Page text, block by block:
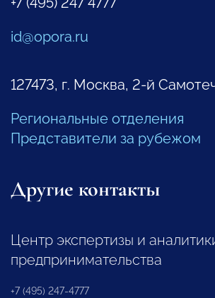
id@opora.ru
127473, г. Москва, 2-й
Региональные отделения
Представители за рубежом
Другие контакты
Центр экспертизы и
предпринимательства
+7 (495) 247-4777